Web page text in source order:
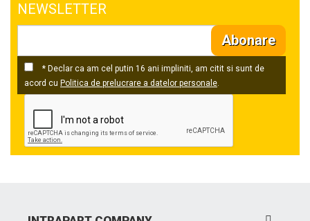
NEWSLETTER
Abonare
* Declar ca am cel putin 16 ani impliniti, am citit si sunt de
acord cu Politica de prelucrare a datelor personale.